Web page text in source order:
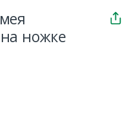
ножке